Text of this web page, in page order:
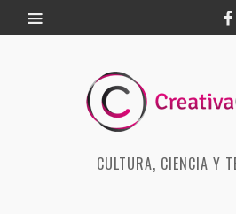
CULTURA, CIENCIA Y